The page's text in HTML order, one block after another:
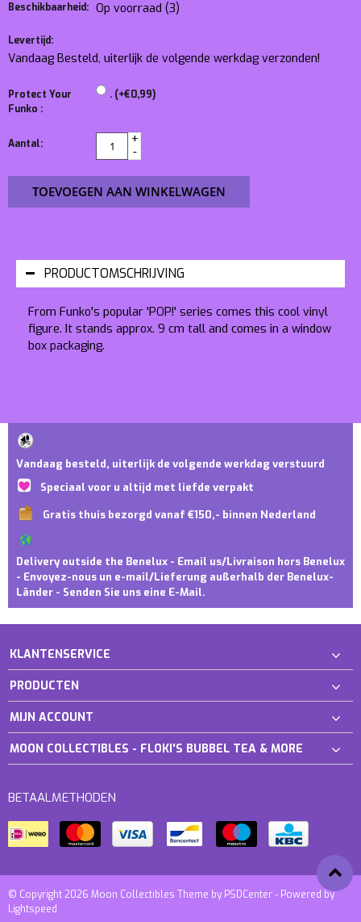
Beschikbaarheid: Op voorraad (3)
Levertijd:
Vandaag Besteld, uiterlijk de volgende werkdag verzonden!
Protect Your
Funko :
. (+€0,99)
Aantal:
+
-
TOEVOEGEN AAN WINKELWAGEN
PRODUCTOMSCHRIJVING
From Funko's popular 'POP!' series comes this cool vinyl
figure. It stands approx. 9 cm tall and comes in a window
box packaging.
Vandaag besteld, uiterlijk de volgende werkdag verstuurd
Speciaal voor u altijd met liefde verpakt
Gratis thuis bezorgd vanaf €150,- binnen Nederland
Delivery outside the Benelux - Email us/Livraison hors Benelux
- Envoyez-nous un e-mail/Lieferung außerhalb der Benelux-
Länder - Senden Sie uns eine E-Mail.
KLANTENSERVICE
PRODUCTEN
MIJN ACCOUNT
MOON COLLECTIBLES - FLOKI'S BUBBEL TEA & MORE
BETAALMETHODEN
© Copyright 2026 Moon Collectibles Theme by PSDCenter- Powered by
Lightspeed